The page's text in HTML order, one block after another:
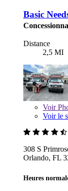
Basic
Distance
2,5 MI
Voir
Voir le
308 S
Orlando, FL
Heures